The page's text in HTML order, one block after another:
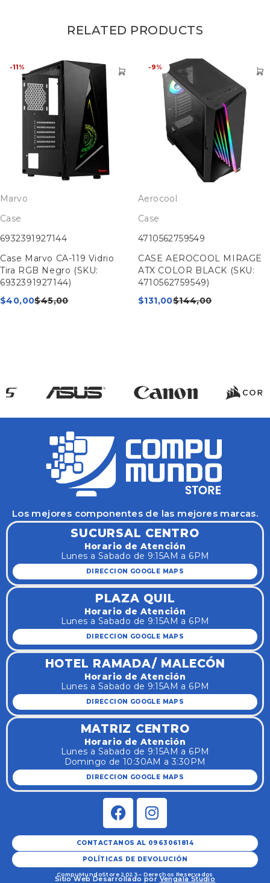
RELATED PRODUCTS
-11%
Marvo
Case
6932391927144
Case Marvo CA-119 Vidrio
Tira RGB Negro (SKU:
6932391927144)
$45,00
$40,00
-9%
Aerocool
Case
4710562759549
CASE AEROCOOL MIRAGE
ATX COLOR BLACK (SKU:
4710562759549)
$144,00
$131,00
Los mejores componentes de las mejores marcas.
SUCURSAL CENTRO
Horario de Atención
Lunes a Sabado de 9:15AM a 6PM
DIRECCION GOOGLE MAPS
PLAZA QUIL
Horario de Atención
Lunes a Sabado de 9:15AM a 6PM
DIRECCION GOOGLE MAPS
HOTEL RAMADA/ MALECÓN
Horario de Atención
Lunes a Sabado de 9:15AM a 6PM
DIRECCION GOOGLE MAPS
MATRIZ CENTRO
Horario de Atención
Lunes a Sabado de 9:15AM a 6PM
Domingo de 10:30AM a 3:30PM
DIRECCION GOOGLE MAPS
CONTACTANOS AL 0963061814
POLÍTICAS DE DEVOLUCIÓN
CompuMundoStore 2023 – Derechos Reservados
Sitio Web Desarrollado porVengala Studio